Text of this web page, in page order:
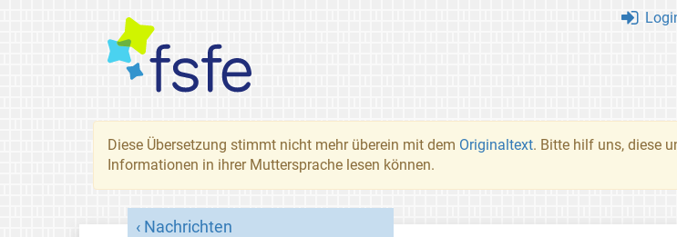
Diese Übersetzung stimmt nicht mehr überein mit dem Originaltext. Bitte hilf uns, diese
Informationen in ihrer Muttersprache lesen können.
Nachrichten